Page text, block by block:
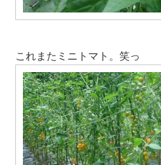
これまたミニトマト。笑っ